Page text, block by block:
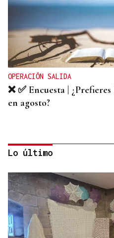
OPERACIÓN SALIDA
❌ ✅ Encuesta |
en agosto?
Lo último